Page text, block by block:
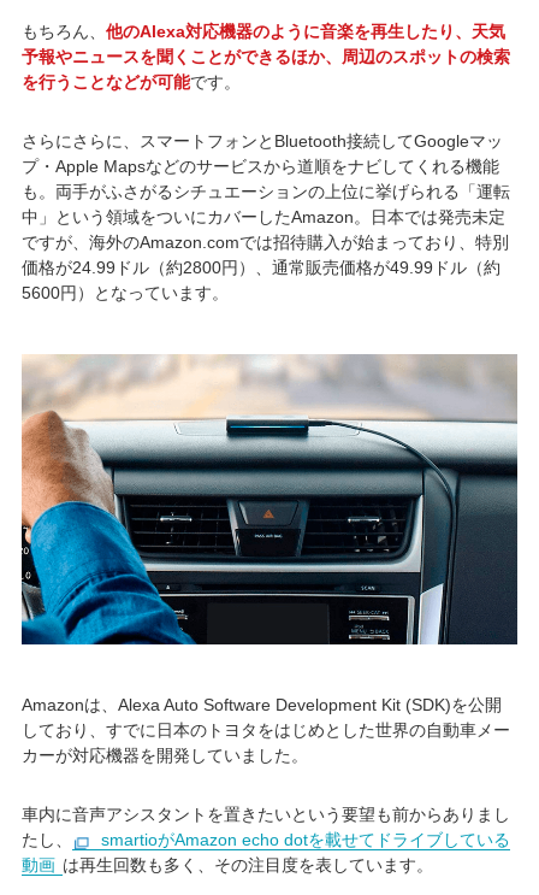
もちろん、 他のAlexa対応機器のように音楽を再生したり、天気
予報やニュースを聞くことができるほか、周辺のスポットの検索
を行うことなどが可能です。
さらにさらに、スマートフォンとBluetooth接続してGoogleマッ
プ・Apple Mapsなどのサービスから道順をナビしてくれる機能
も。両手がふさがるシチュエーションの上位に挙げられる「運転
中」という領域をついにカバーしたAmazon。日本では発売未定
ですが、海外のAmazon.comでは招待購入が始まっており、特別
価格が24.99ドル（約2800円）、通常販売価格が49.99ドル（約
5600円）となっています。
Amazonは、Alexa Auto Software Development Kit (SDK)を公開
しており、すでに日本のトヨタをはじめとした世界の自動車メー
カーが対応機器を開発していました。
車内に音声アシスタントを置きたいという要望も前からありまし
たし、
smartioがAmazon echo dotを載せてドライブしている
動画 は再生回数も多く、その注目度を表しています。